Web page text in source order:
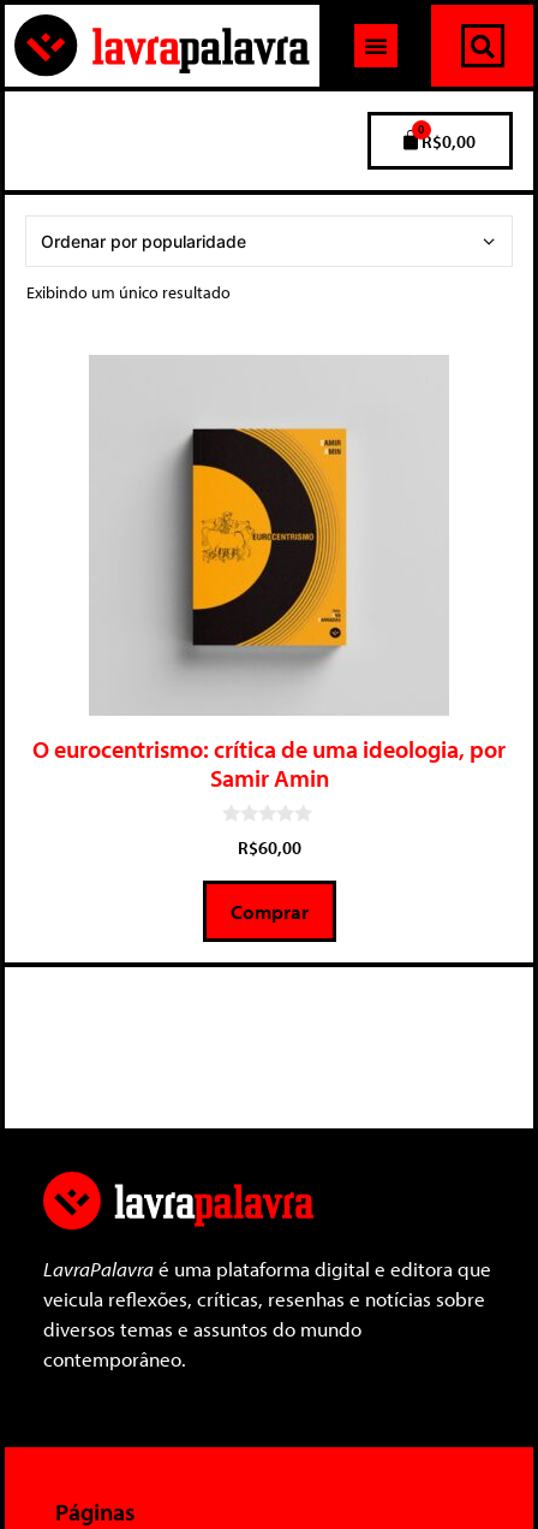
R$0,00
0
Exibindo um único resultado
O eurocentrismo: crítica de uma ideologia, por
Samir Amin
5
R$60,00
Comprar
LavraPalavraé uma plataforma digital e editora que
veicula reflexões, críticas, resenhas e notícias sobre
diversos temas e assuntos do mundo
contemporâneo.
Páginas